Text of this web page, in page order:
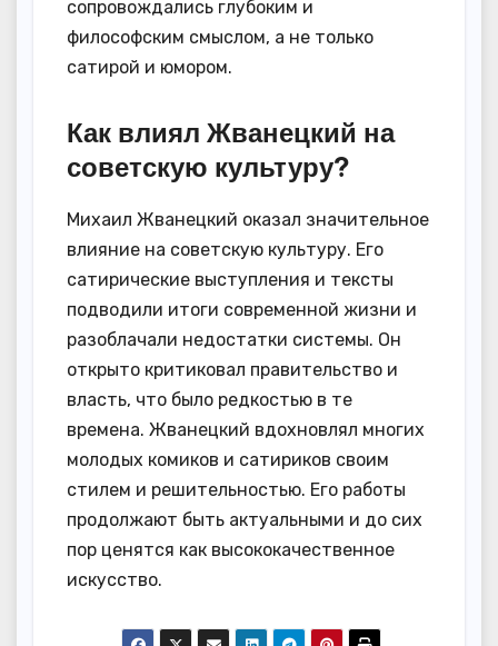
сопровождались глубоким и
философским смыслом, а не только
сатирой и юмором.
Как влиял Жванецкий на
советскую культуру?
Михаил Жванецкий оказал значительное
влияние на советскую культуру. Его
сатирические выступления и тексты
подводили итоги современной жизни и
разоблачали недостатки системы. Он
открыто критиковал правительство и
власть, что было редкостью в те
времена. Жванецкий вдохновлял многих
молодых комиков и сатириков своим
стилем и решительностью. Его работы
продолжают быть актуальными и до сих
пор ценятся как высококачественное
искусство.